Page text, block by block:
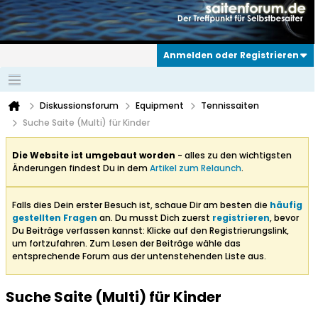
Anmelden oder Registrieren
Diskussionsforum Equipment
Tennissaiten
Suche Saite (Multi) für Kinder
Die Website ist umgebaut worden - alles zu den wichtigsten
Änderungen findest Du in demArtikel zum Relaunch.
Falls dies Dein erster Besuch ist, schaue Dir am besten die häufig
gestellten Fragen an. Du musst Dich zuerst registrieren, bevor
Du Beiträge verfassen kannst: Klicke auf den Registrierungslink,
um fortzufahren. Zum Lesen der Beiträge wähle das
entsprechende Forum aus der untenstehenden Liste aus.
Suche Saite (Multi) für Kinder